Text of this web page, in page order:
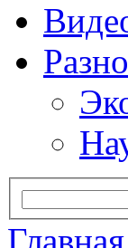
Главная